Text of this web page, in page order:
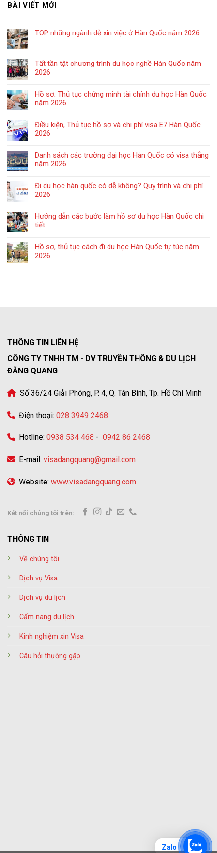
BÀI VIẾT MỚI
TOP những ngành dễ xin việc ở Hàn Quốc năm 2026
Tất tần tật chương trình du học nghề Hàn Quốc năm
2026
Hồ sơ, Thủ tục chứng minh tài chính du học Hàn Quốc
năm 2026
Điều kiện, Thủ tục hồ sơ và chi phí visa E7 Hàn Quốc
2026
Danh sách các trường đại học Hàn Quốc có visa thẳng
năm 2026
Đi du học hàn quốc có dễ không? Quy trình và chi phí
2026
Hướng dẫn các bước làm hồ sơ du học Hàn Quốc chi
tiết
Hồ sơ, thủ tục cách đi du học Hàn Quốc tự túc năm
2026
THÔNG TIN LIÊN HỆ
CÔNG TY TNHH TM - DV TRUYỀN THÔNG & DU LỊCH
ĐĂNG QUANG
Số 36/24 Giải Phóng, P. 4, Q. Tân Bình, Tp. Hồ Chí Minh
Điện thoại: 028 3949 2468
Hotline: 0938 534 468 - 0942 86 2468
E-mail: visadangquang@gmail.com
Website: www.visadangquang.com
Kết nối chúng tôi trên:
THÔNG TIN
Về chúng tôi
Dịch vụ Visa
Dịch vụ du lịch
Cẩm nang du lịch
Kinh nghiệm xin Visa
Câu hỏi thường gặp
Zalo